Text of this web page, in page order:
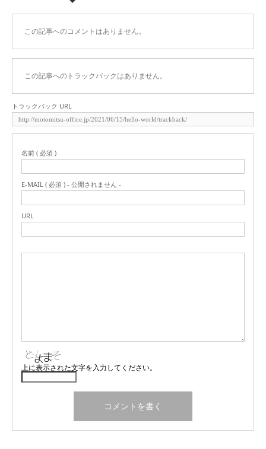
この記事へのコメントはありません。
この記事へのトラックバックはありません。
トラックバック URL
名前 ( 必須 )
E-MAIL ( 必須 ) - 公開されません -
URL
上に表示された文字を入力してください。